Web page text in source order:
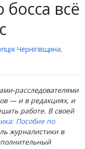
босса всё
Чернігівщина,
расследователями
— и в редакциях, и
работе. В своей
Пособие по
журналистики в